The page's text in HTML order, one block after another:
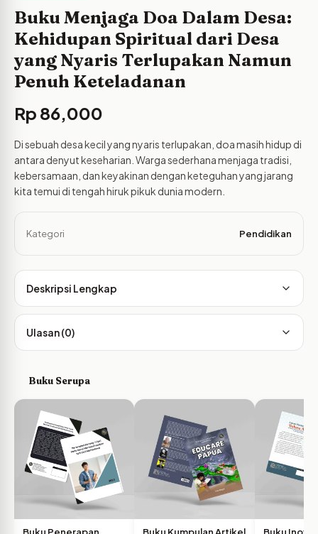
Buku Menjaga Doa Dalam Desa:
Kehidupan Spiritual dari Desa
yang Nyaris Terlupakan Namun
Penuh Keteladanan
Rp 86,000
Di sebuah desa kecil yang nyaris terlupakan, doa masih hidup di
antara denyut keseharian. Warga sederhana menjaga tradisi,
kebersamaan, dan keyakinan dengan keteguhan yang jarang
kita temui di tengah hiruk pikuk dunia modern.
Kategori Pendidikan
Deskripsi Lengkap
Ulasan (0)
Buku Serupa